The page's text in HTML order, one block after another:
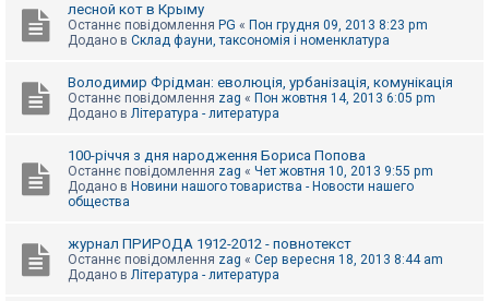
е
и
е
лесной кот в Крыму
Останнє повідомлення PG « Пон грудня 09, 2013 8:23 pm
Додано в Склад фауни, таксономія і номенклатура
Володимир Фрідман: еволюція, урбанізація, комунікація
Останнє повідомлення zag « Пон жовтня 14, 2013 6:05 pm
Додано в Література - литература
100-річчя з дня народження Бориса Попова
Останнє повідомлення zag « Чет жовтня 10, 2013 9:55 pm
Додано в Новини нашого товариства - Новости нашего
общества
журнал ПРИРОДА 1912-2012 - повнотекст
Останнє повідомлення zag « Сер вересня 18, 2013 8:44 am
Додано в Література - литература